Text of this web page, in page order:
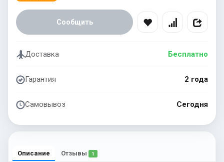
Сообщить
Доставка Бесплатно
Гарантия 2 года
Самовывоз Сегодня
Описание Отзывы 1